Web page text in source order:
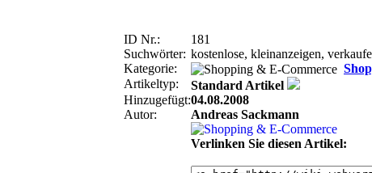
ID Nr.:
181
Suchwörter: kostenlose, kleinanzeigen,
Kategorie:
Artikeltyp:
Standard Artikel
Hinzugefügt:04.08.2008
Autor:
Andreas Sackmann
Verlinken Sie diesen Artikel: